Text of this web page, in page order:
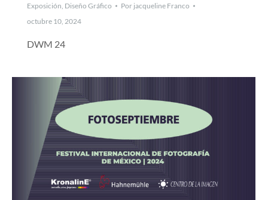
Exposición, Diseño Gráfico Por jacqueline Franco
octubre 10, 2024
DWM 24